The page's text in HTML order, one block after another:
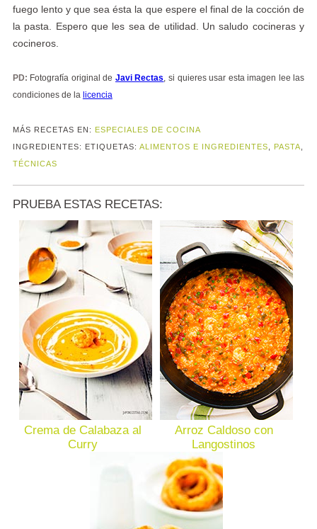
fuego lento y que sea ésta la que espere el final de la cocción de
la pasta. Espero que les sea de utilidad. Un saludo cocineras y
cocineros.
PD: Fotografía original de Javi Rectas
, si quieres usar esta imagen lee las
condiciones de la licencia
MÁS RECETAS EN:
ESPECIALES DE COCINA
INGREDIENTES:
ETIQUETAS: ALIMENTOS E INGREDIENTES, PASTA,
TÉCNICAS
PRUEBA ESTAS RECETAS:
Crema de Calabaza al
Curry
Arroz Caldoso con
Langostinos